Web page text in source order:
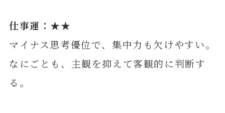
仕事運：★★
マイナス思考優位で、集中力も欠けやすい。
なにごとも、主観を抑えて客観的に判断す
る。